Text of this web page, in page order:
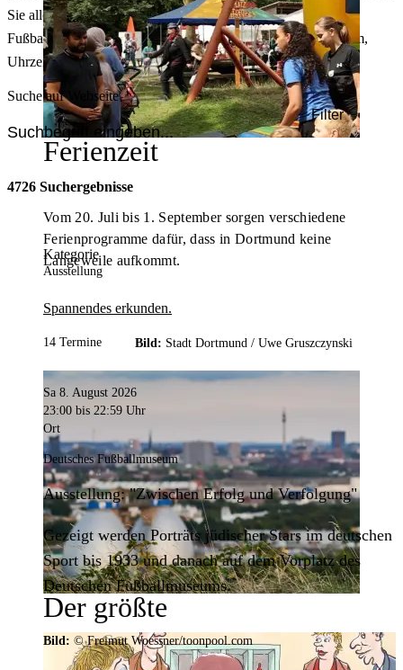
Ferienzeit
Vom 20. Juli bis 1. September sorgen verschiedene
Ferienprogramme dafür, dass in Dortmund keine
Langeweile aufkommt.
Spannendes erkunden.
Bild: Stadt Dortmund / Uwe Gruszczynski
Der größte
Veranstaltungskalender der
Sie alle Events – von der Stadt- oder Museumsführung übers
Fußballspiel bis zum Flohmarkt. Sie können dabei nach Datum,
Uhrzeit, Ort oder Art der Veranstaltung auswählen. Viel Spaß!
Suche auf Webseite
Filter
4726 Suchergebnisse
Kategorie
Ausstellung
14 Termine
Sa 8. August 2026
23:00 bis 22:59 Uhr
Ort
Deutsches Fußballmuseum
Ausstellung: "Zwischen Erfolg und Verfolgung"
Gezeigt werden Porträts jüdischer Stars im deutschen
Sport bis 1933 und danach auf dem Vorplatz des
Deutschen Fußballmuseums.
Bild: © Freimut Woessner/toonpool.com